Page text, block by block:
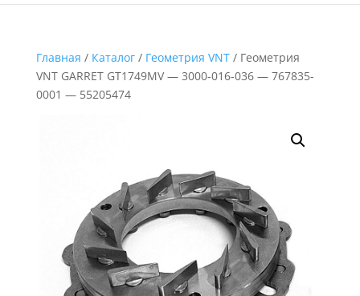
Главная / Каталог/ Геометрия VNT/ Геометрия
VNT GARRET GT1749MV — 3000-016-036 — 767835-
0001 — 55205474